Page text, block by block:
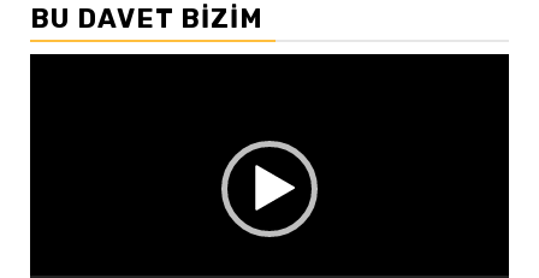
BU DAVET BIZIM